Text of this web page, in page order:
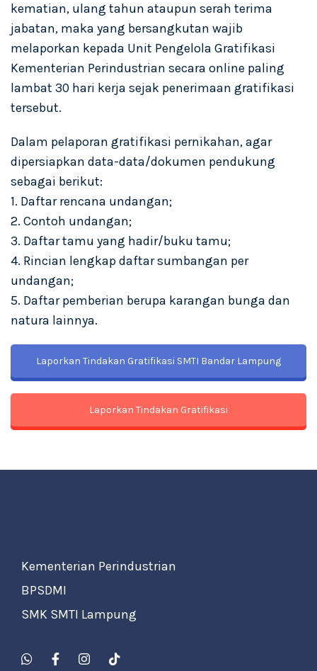
kematian, ulang tahun ataupun serah terima
jabatan, maka yang bersangkutan wajib
melaporkan kepada Unit Pengelola Gratifikasi
Kementerian Perindustrian secara online paling
lambat 30 hari kerja sejak penerimaan gratifikasi
tersebut.
Dalam pelaporan gratifikasi pernikahan, agar
dipersiapkan data-data/dokumen pendukung
sebagai berikut:
1. Daftar rencana undangan;
2. Contoh undangan;
3. Daftar tamu yang hadir/buku tamu;
4. Rincian lengkap daftar sumbangan per
undangan;
5. Daftar pemberian berupa karangan bunga dan
natura lainnya.
Laporkan Tindakan Gratifikasi SMTI Bandar Lampung
Laporkan Tindakan Gratifikasi
Kementerian Perindustrian
BPSDMI
SMK SMTI Lampung